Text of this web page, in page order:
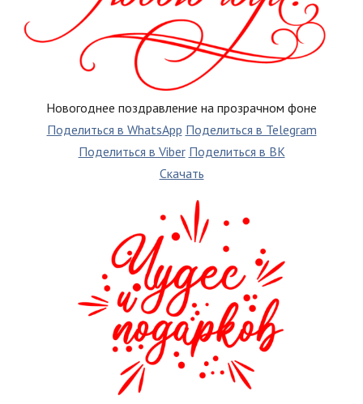
Новогоднее поздравление на прозрачном фоне
Поделиться в WhatsApp Поделиться в Telegram
Поделиться в Viber Поделиться в ВК
Скачать